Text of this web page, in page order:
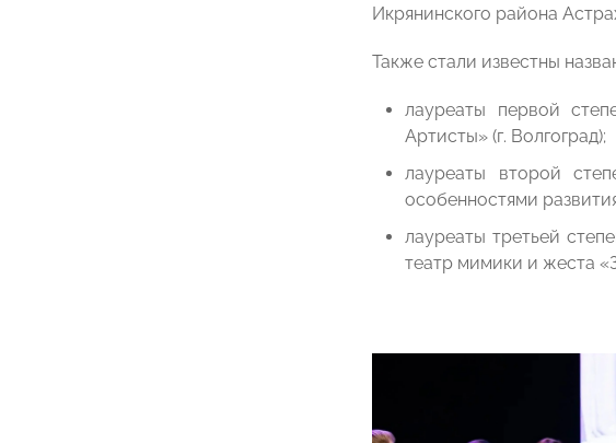
Икрянинского района
Также стали известны
лауреаты первой
Артисты» (г. Волгоград);
лауреаты второй
особенностями
лауреаты третьей
театр мимики и жеста